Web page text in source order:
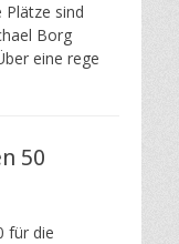
Plätze sind
Borg
eine rege
50
für die